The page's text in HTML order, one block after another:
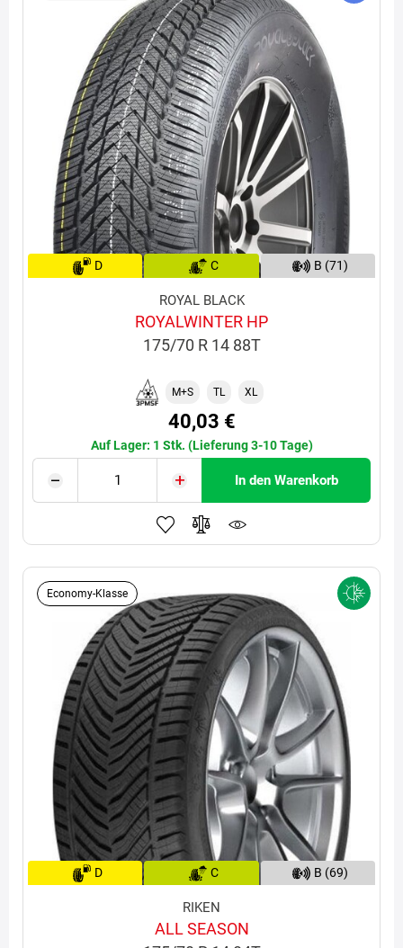
D C B (71)
ROYAL BLACK
ROYALWINTER HP
175/70 R 14 88T
M+S TL XL
40,03 €
Auf Lager: 1 Stk. (Lieferung 3-10 Tage)
In den Warenkorb
Economy-Klasse
D C B (69)
RIKEN
ALL SEASON